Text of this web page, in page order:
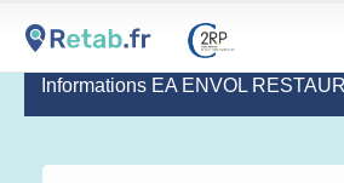
Informations EA ENVOL